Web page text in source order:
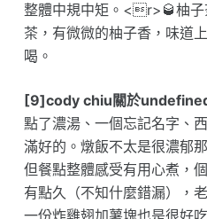
整體中規中矩。<r>🥃柚子
茶，有微微的柚子香，味道
喝。
[9]cody chiu關於
點了濃湯、一個忘記名字、
滿好的。燉飯不太是很濃郁
但餐點整體感受有用心煮，
有點久（不知什麼錯漏），